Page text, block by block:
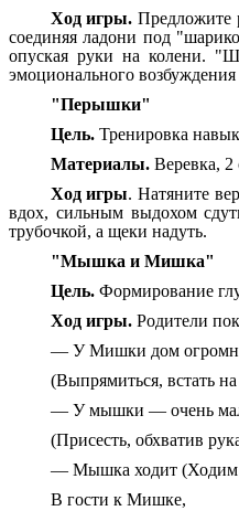
Ход игры. Предложите
соединяя ладони под
опуская руки на колени.
эмоционального возбуждения
"Перышки"
Цель.Тренировка
Материалы.Веревка, 2
Ход игры. Натяните
вдох, сильным выдохом
трубочкой, а щеки надуть.
"Мышка и Мишка"
Цель.Формирование
Ход игры.Родители
— У Мишки дом
(Выпрямиться, встать
— У мышки — очень
(Присесть, обхватив
— Мышка ходит (Ходим
В гости к Мишке,